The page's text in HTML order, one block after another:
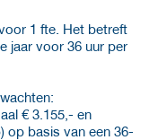
1 fte. Het betreft
jaar voor 36 uur per
€ 3.155,- en
op basis van een 36-